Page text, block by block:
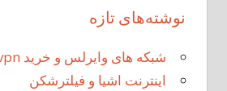
نوشته‌های تازه
شبکه های وایرلس و خرید vpn
اینترنت اشیا و فیلترشکن